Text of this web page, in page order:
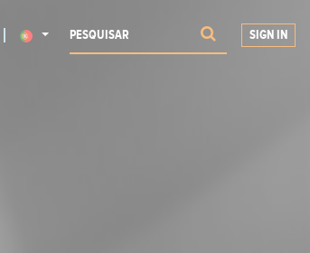
SIGN IN